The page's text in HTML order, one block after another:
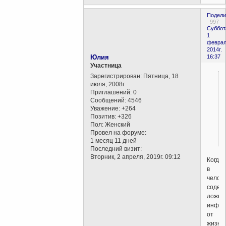
997
1
2014г.
16:37
Юлия
Участница
Зарегистрирован: Пятница, 18
июля, 2008г.
Приглашений: 0
Сообщений: 4546
Уважение: +264
Позитив: +326
Пол: Женский
Провел на форуме:
1 месяц 11 дней
Последний визит:
Вторник, 2 апреля, 2019г. 09:12
Когда
в
от